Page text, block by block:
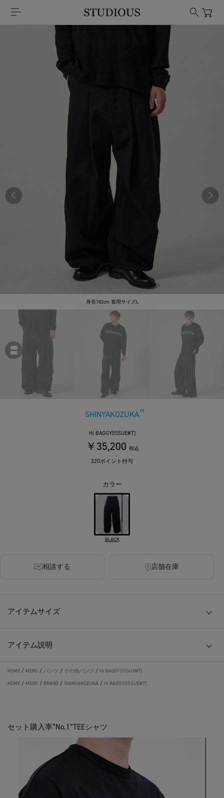
身長182cm 着用サイズL
SHINYAKOZUKA
Hi BAGGY(ISSUE#7)
￥35,200 税込
320ポイント付与
カラー
BLACK
相談する 店舗在庫
アイテムサイズ
アイテム説明
HOME / MENS / パンツ / その他パンツ / Hi BAGGY(ISSUE#7)
HOME / MENS / BRAND / SHINYAKOZUKA / Hi BAGGY(ISSUE#7)
セット購入率“No.1”TEEシャツ